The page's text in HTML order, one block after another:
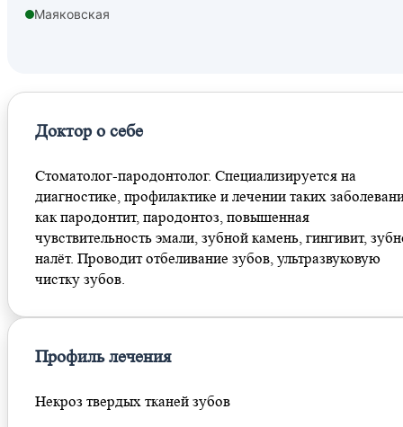
Маяковская
Доктор о себе
Стоматолог-пародонтолог. Специализируется на
диагностике, профилактике и лечении таких
как пародонтит, пародонтоз, повышенная
чувствительность эмали, зубной камень, гингивит,
налёт. Проводит отбеливание зубов, ультразвуковую
чистку зубов.
Профиль лечения
Некроз твердых тканей зубов